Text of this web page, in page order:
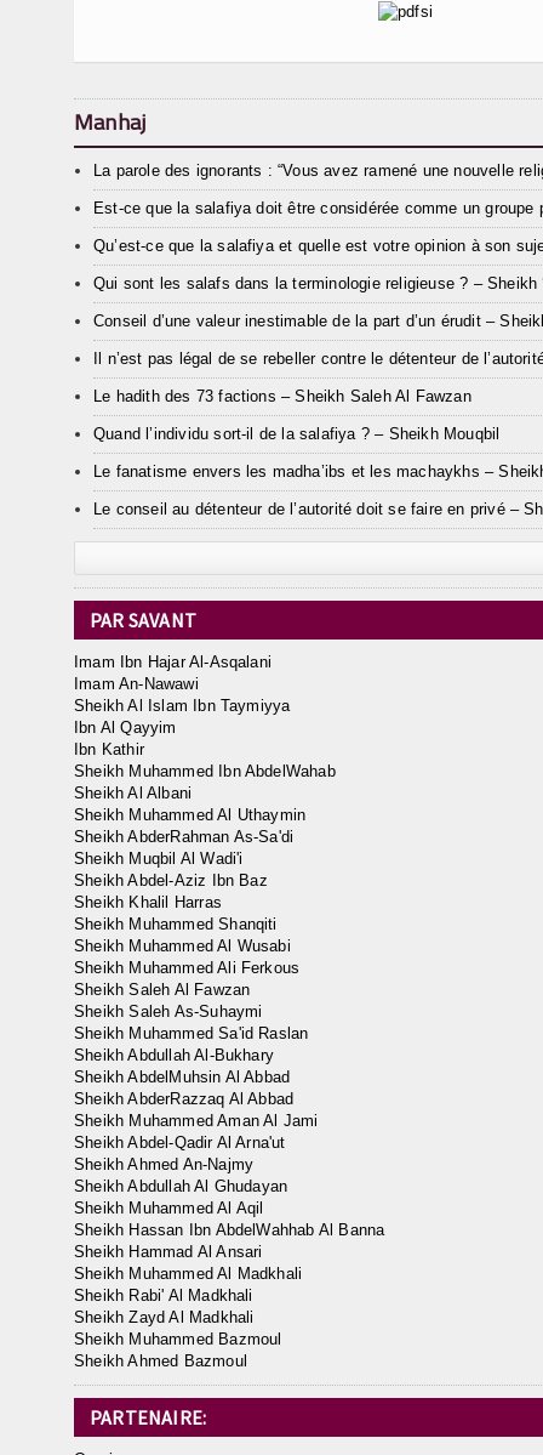
Manhaj
La parole des ignorants : “Vous avez ramené une nouvelle
Est-ce que la salafiya doit être considérée comme un
Qu’est-ce que la salafiya et quelle est votre opinion à son
Qui sont les salafs dans la terminologie religieuse ? – Sheikh
Conseil d’une valeur inestimable de la part d’un érudit –
Il n’est pas légal de se rebeller contre le détenteur de
Le hadith des 73 factions – Sheikh Saleh Al Fawzan
Quand l’individu sort-il de la salafiya ? – Sheikh Mouqbil
Le fanatisme envers les madha’ibs et les machaykhs –
Le conseil au détenteur de l’autorité doit se faire en privé –
PAR SAVANT
Imam Ibn Hajar Al-Asqalani
Imam An-Nawawi
Sheikh Al Islam Ibn Taymiyya
Ibn Al Qayyim
Ibn Kathir
Sheikh Muhammed Ibn AbdelWahab
Sheikh Al Albani
Sheikh Muhammed Al Uthaymin
Sheikh AbderRahman As-Sa'di
Sheikh Muqbil Al Wadi'i
Sheikh Abdel-Aziz Ibn Baz
Sheikh Khalil Harras
Sheikh Muhammed Shanqiti
Sheikh Muhammed Al Wusabi
Sheikh Muhammed Ali Ferkous
Sheikh Saleh Al Fawzan
Sheikh Saleh As-Suhaymi
Sheikh Muhammed Sa'id Raslan
Sheikh Abdullah Al-Bukhary
Sheikh AbdelMuhsin Al Abbad
Sheikh AbderRazzaq Al Abbad
Sheikh Muhammed Aman Al Jami
Sheikh Abdel-Qadir Al Arna'ut
Sheikh Ahmed An-Najmy
Sheikh Abdullah Al Ghudayan
Sheikh Muhammed Al Aqil
Sheikh Hassan Ibn AbdelWahhab Al Banna
Sheikh Hammad Al Ansari
Sheikh Muhammed Al Madkhali
Sheikh Rabi' Al Madkhali
Sheikh Zayd Al Madkhali
Sheikh Muhammed Bazmoul
Sheikh Ahmed Bazmoul
PARTENAIRE: